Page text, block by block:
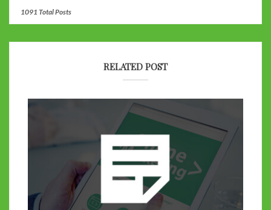
1091 Total Posts
RELATED POST